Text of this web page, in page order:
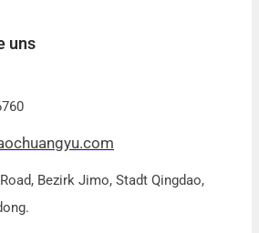
uns
Bezirk Jimo, Stadt Qingdao,